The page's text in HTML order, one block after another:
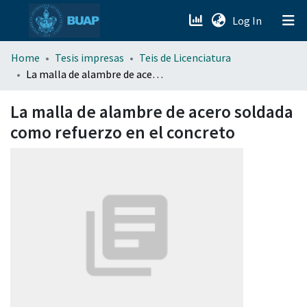
Log In (current)
menu.section.about_menu
Home Tesis impresas
Teis de Licenciatura
La malla de alambre de acero soldada como refuerzo en el concreto
La malla de alambre de acero soldada
como refuerzo en el concreto